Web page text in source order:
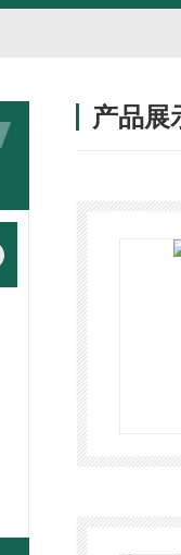
产品展